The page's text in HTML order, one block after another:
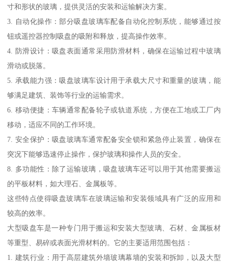
寸和形状的玻璃，提供灵活的安装和运输解决方案。
3. 自动化操作：部分吸盘玻璃车配备自动化控制系统，能够通过按
钮或遥控器控制吸盘的吸附和释放，提高操作效率。
4. 防滑设计：吸盘表面通常采用防滑材料，确保在运输过程中玻璃
滑动或脱落。
5. 承载能力强：吸盘玻璃车设计用于承载大尺寸和重量的玻璃，能
够满足建筑、装饰等行业的运输需求。
6. 移动便捷：车辆通常配备轮子或轨道系统，方便在工地或工厂内
移动，适应不同的工作环境。
7. 安全保护：吸盘玻璃车通常配备安全锁和紧急停止装置，确保在
突况下能够迅速停止操作，保护玻璃和操作人员的安全。
8. 多功能性：除了运输玻璃，吸盘玻璃车还可以用于其他需要搬运
的平板材料，如大理石、金属板等。
这些特点使得吸盘玻璃车在玻璃运输和安装领域具有广泛的应用和
较高的效率。
大型吸盘车是一种专门用于搬运和安装大型玻璃、石材、金属板材
等重型、易碎或表面光滑材料的。它的主要适用范围包括：
1. 建筑行业：用于高层建筑外墙玻璃幕墙的安装和拆卸，以及大型